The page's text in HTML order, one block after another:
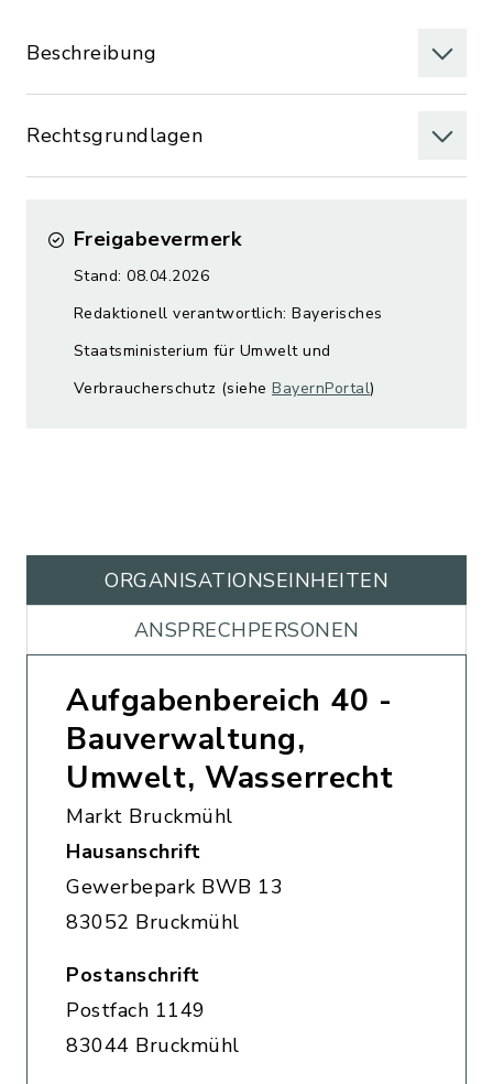
Beschreibung
Rechtsgrundlagen
Freigabevermerk
Stand: 08.04.2026
Redaktionell verantwortlich: Bayerisches
Staatsministerium für Umwelt und
Verbraucherschutz (siehe BayernPortal)
ORGANISATIONS­EINHEITEN
ANSPRECHPERSONEN
Aufgabenbereich 40 -
Bauverwaltung,
Umwelt, Wasserrecht
Markt Bruckmühl
Hausanschrift
Gewerbepark BWB 13
83052 Bruckmühl
Postanschrift
Postfach 1149
83044 Bruckmühl